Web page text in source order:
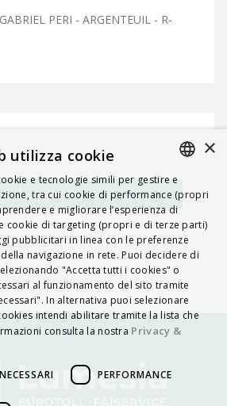
PERI - ARGENTEUIL - R-
Navigatore ITALIAN
ENGLISH
FRENCH
HUNGARIAN
DEUTSCH
POLSKI
PORTUGUÊS
×
utilizza cookie
e tecnologie simili per gestire e
tra cui cookie di performance (propri
e migliorare l’esperienza di
cookie di targeting (propri e di terze parti)
pubblicitari in linea con le preferenze
navigazione in rete. Puoi decidere di
"Accetta tutti i cookies" o
al funzionamento del sito tramite
In alternativa puoi selezionare
intendi abilitare tramite la lista che
consulta la nostra Privacy &
PERFORMANCE